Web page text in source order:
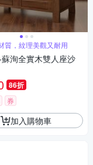
質，紋理美觀又耐用
洵全實木雙人座沙
86折
券
加入購物車